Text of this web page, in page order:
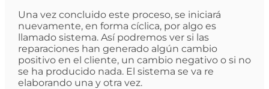
Una vez concluido este proceso, se iniciará
nuevamente, en forma cíclica, por algo es
llamado sistema. Así podremos ver si las
reparaciones han generado algún cambio
positivo en el cliente, un cambio negativo o si no
se ha producido nada. El sistema se va re
elaborando una y otra vez.